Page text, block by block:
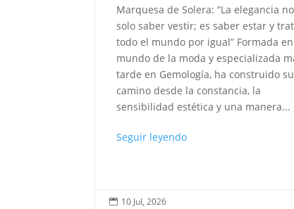
Marquesa de Solera: “La elegancia
solo saber vestir; es saber estar y
todo el mundo por igual” Formada
mundo de la moda y especializada
tarde en Gemología, ha construido su
camino desde la constancia, la
sensibilidad estética y una manera...
Seguir leyendo
 10 Jul, 2026